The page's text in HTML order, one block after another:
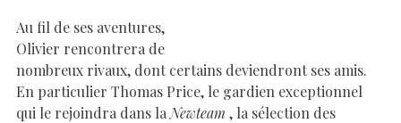
Au fil de ses aventures,
Olivier rencontrera de
nombreux rivaux, dont certains deviendront ses amis.
En particulier Thomas Price, le gardien exceptionnel
qui le rejoindra dans la Newteam , la sélection des